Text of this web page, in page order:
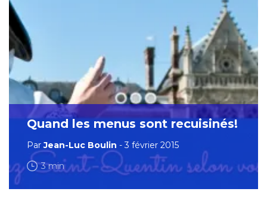
Quand les menus sont recuisinés!
ParJean-Luc Boulin - 3 février 2015
3 min